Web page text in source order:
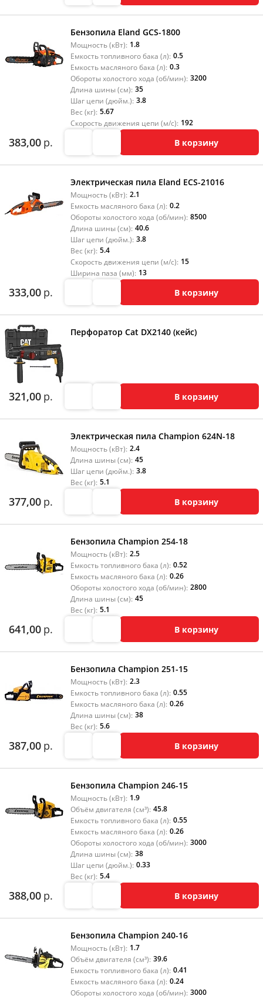
Бензопила Eland GCS-1800
Мощность (кВт): 1.8
Емкость топливного бака (л): 0.5
Емкость масляного бака (л): 0.3
Обороты холостого хода (об/мин): 3200
Длина шины (см): 35
Шаг цепи (дюйм.): 3.8
Вес (кг): 5.67
Скорость движения цепи (м/с): 192
383,00 р. В корзину
Электрическая пила Eland ECS-21016
Мощность (кВт): 2.1
Емкость масляного бака (л): 0.2
Обороты холостого хода (об/мин): 8500
Длина шины (см): 40.6
Шаг цепи (дюйм.): 3.8
Вес (кг): 5.4
Скорость движения цепи (м/с): 15
Ширина паза (мм): 13
333,00 р. В корзину
Перфоратор Cat DX2140 (кейс)
321,00 р. В корзину
Электрическая пила Champion 624N-18
Мощность (кВт): 2.4
Длина шины (см): 45
Шаг цепи (дюйм.): 3.8
Вес (кг): 5.1
377,00 р. В корзину
Бензопила Champion 254-18
Мощность (кВт): 2.5
Емкость топливного бака (л): 0.52
Емкость масляного бака (л): 0.26
Обороты холостого хода (об/мин): 2800
Длина шины (см): 45
Вес (кг): 5.1
641,00 р. В корзину
Бензопила Champion 251-15
Мощность (кВт): 2.3
Емкость топливного бака (л): 0.55
Емкость масляного бака (л): 0.26
Длина шины (см): 38
Вес (кг): 5.6
387,00 р. В корзину
Бензопила Champion 246-15
Мощность (кВт): 1.9
Объём двигателя (см³): 45.8
Емкость топливного бака (л): 0.55
Емкость масляного бака (л): 0.26
Обороты холостого хода (об/мин): 3000
Длина шины (см): 38
Шаг цепи (дюйм.): 0.33
Вес (кг): 5.4
388,00 р. В корзину
Бензопила Champion 240-16
Мощность (кВт): 1.7
Объём двигателя (см³): 39.6
Емкость топливного бака (л): 0.41
Емкость масляного бака (л): 0.24
Обороты холостого хода (об/мин): 3000